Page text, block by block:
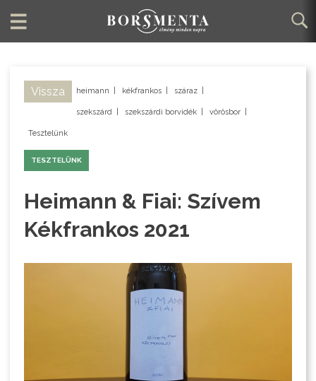
Vissza heimann kékfrankos száraz
szekszárd szekszárdi borvidék vörösbor
Tesztelünk
TESZTELÜNK
Heimann & Fiai: Szívem
Kékfrankos 2021